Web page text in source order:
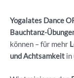
Yogalates Dance
Bauchtanz-
können – für mehr
und Achtsamkeit in